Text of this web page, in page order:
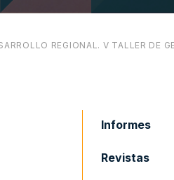
REGIONAL. V TALLER DE
Informes
Revistas